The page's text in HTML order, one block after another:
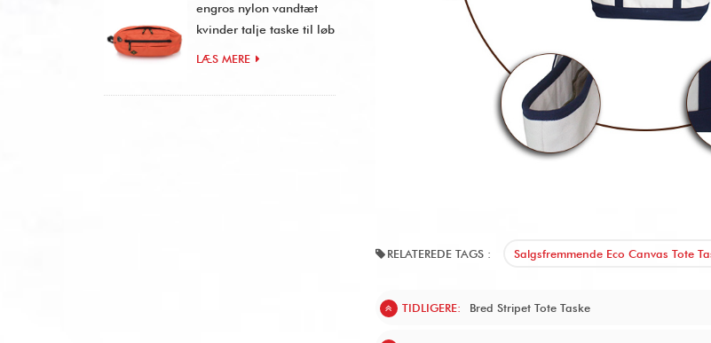
engros nylon vandtæt
kvinder talje taske til løb
LÆS MERE
RELATEREDE TAGS : Salgsfremmende Eco Canvas Tote
TIDLIGERE: Bred Stripet Tote Taske